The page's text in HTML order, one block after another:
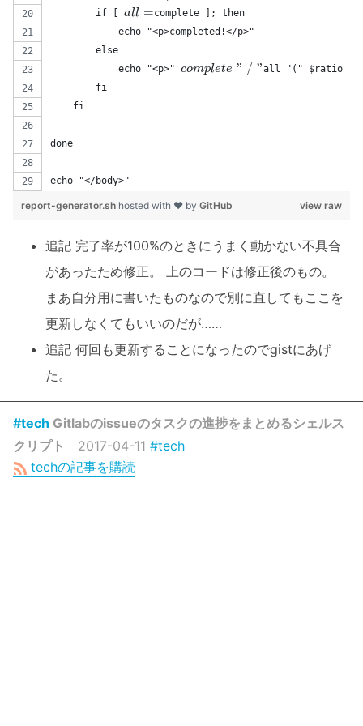
        if [
all =
all =
complete ]; then
            echo "<p>completed!</p>"
        else
            echo "<p>"
complete " / "
complete" "
all "(" $ratio
        fi
    fi
done
echo "</body>"
view raw
report-generator.sh hosted with ❤ by GitHub
追記 完了率が100%のときにうまく動かない不具合
があったため修正。 上のコードは修正後のもの。
まあ自分用に書いたものなので別に直してもここを
更新しなくてもいいのだが……
追記 何回も更新することになったのでgistにあげ
た。
#tech Gitlabのissueのタスクの進捗をまとめるシェルス
クリプト
2017-04-11 #tech
techの記事を購読